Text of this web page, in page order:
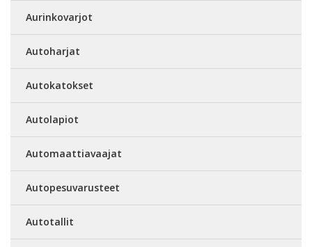
Aurinkovarjot
Autoharjat
Autokatokset
Autolapiot
Automaattiavaajat
Autopesuvarusteet
Autotallit